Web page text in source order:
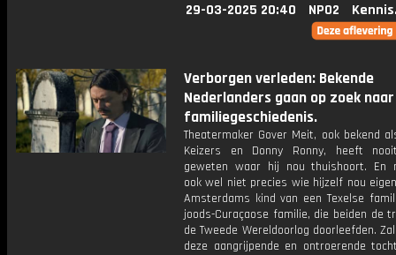
29-03-2025 20:40 NPO2
Verborgen verleden: Bekende
Nederlanders gaan op zoek
familiegeschiedenis.
Theatermaker Gover Meit, ook bekend
Keizers en Donny Ronny, heeft
geweten waar hij nou thuishoort. En
ook wel niet precies wie hijzelf nou
Amsterdams kind van een Texelse
joods-Curaçaose familie, die beiden de
de Tweede Wereldoorlog doorleefden.
deze aangrijpende en ontroerende